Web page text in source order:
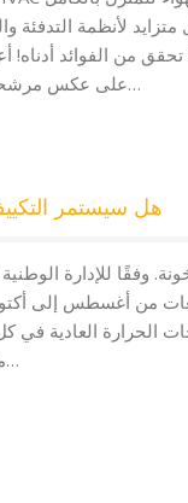
لأنظمة التدفئة
تحقق من الفوائد
على عكس مرشحات الهواء القياسية…
هل سيستمر
وفقًا للإدارة
من أغسطس إلى
الحرارة العادية في
منع مكيف الهواء من…